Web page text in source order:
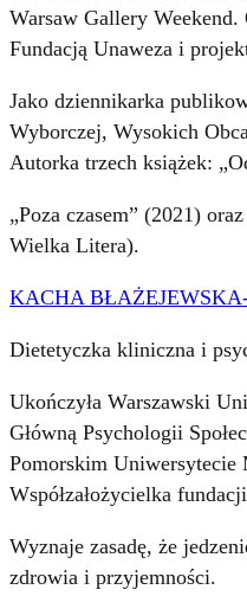
Warsaw Gallery Weekend.
Fundacją Unaweza i
Jako dziennikarka
Wyborczej, Wysokich
Autorka trzech książek:
„Poza czasem” (2021)
Wielka Litera).
KACHA
Dietetyczka kliniczna i
Ukończyła Warszawski
Główną Psychologii
Pomorskim Uniwersytecie
Współzałożycielka
Wyznaje zasadę, że
zdrowia i przyjemności.